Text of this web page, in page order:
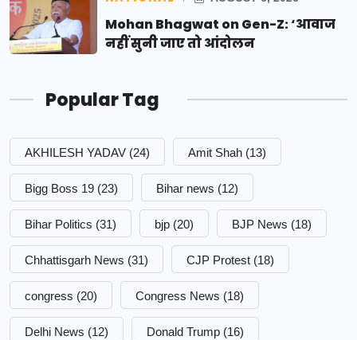
Mohan Bhagwat on Gen-Z: ‘आवाज
नहीं सुनी जाए तो आंदोलन
Popular Tag
AKHILESH YADAV (24) Amit Shah (13)
Bigg Boss 19 (23) Bihar news (12)
Bihar Politics (31) bjp (20) BJP News (18)
Chhattisgarh News (31) CJP Protest (18)
congress (20) Congress News (18)
Delhi News (12) Donald Trump (16)